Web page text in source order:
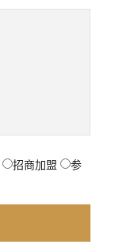
招商加盟
参